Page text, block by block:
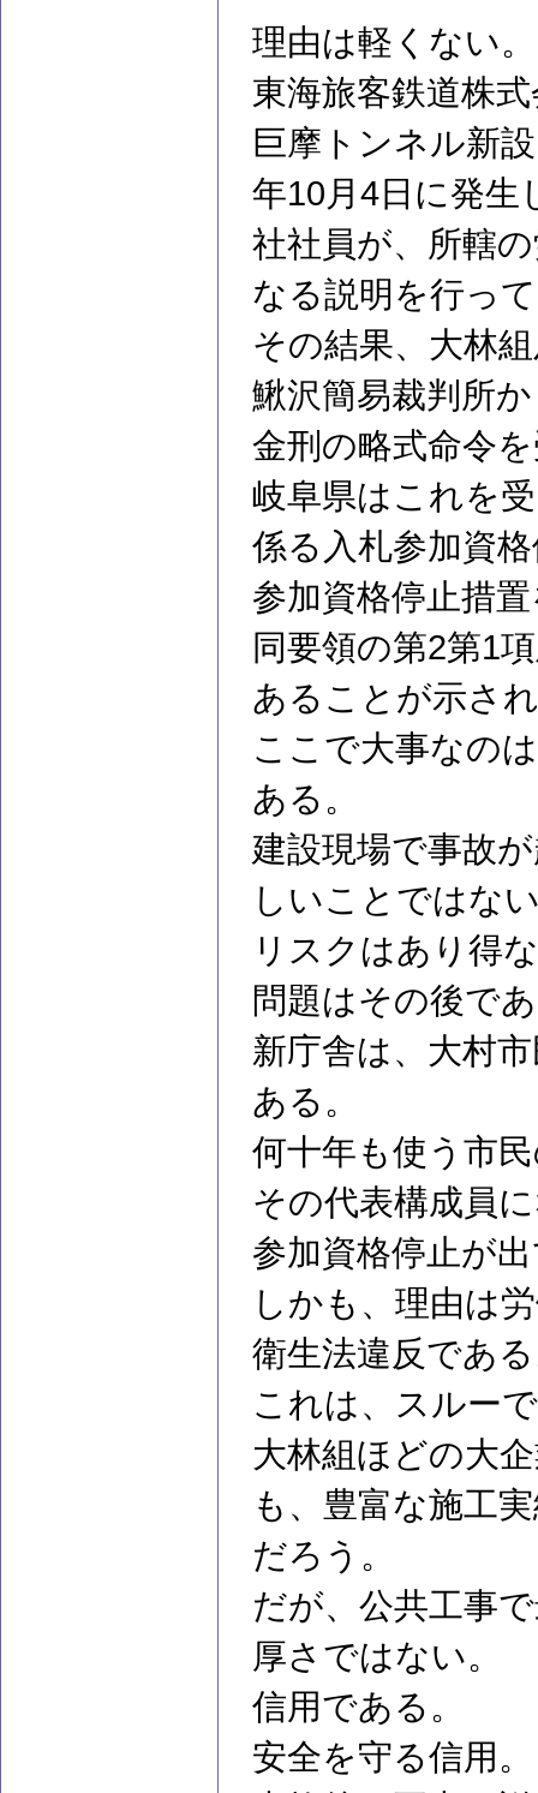
理由は軽くない。
東海旅客鉄道株
巨摩トンネル新
年10月4日に発生
社社員が、所轄
なる説明を行っ
その結果、大林
鰍沢簡易裁判所
金刑の略式命令
岐阜県はこれを
係る入札参加資
参加資格停止措
同要領の第2第1
あることが示さ
ここで大事なの
ある。
建設現場で事故
しいことではな
リスクはあり得
問題はその後で
新庁舎は、大村
ある。
何十年も使う市
その代表構成員
参加資格停止が
しかも、理由は
衛生法違反であ
これは、スルー
大林組ほどの大
も、豊富な施工
だろう。
だが、公共工事
厚さではない。
信用である。
安全を守る信用。